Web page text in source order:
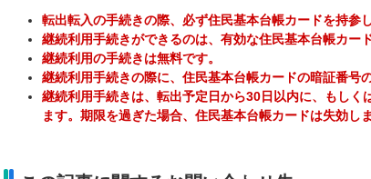
転出転入の手続きの際、必ず住民基本台帳カードを持参
継続利用手続きができるのは、有効な住民基本台帳カー
継続利用の手続きは無料です。
継続利用手続きの際に、住民基本台帳カードの暗証番号
継続利用手続きは、転出予定日から30日以内に、もしく
ます。期限を過ぎた場合、住民基本台帳カードは失効しま